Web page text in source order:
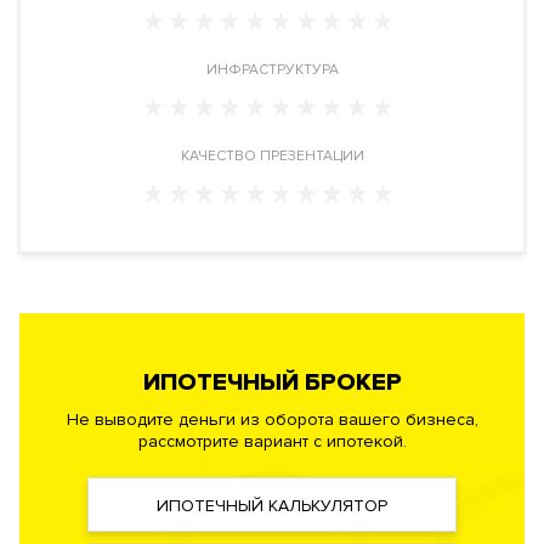
Кафе. Салон красоты. Магазины.Химчистка. Кладовые
для электрокаров.
ИНФРАСТРУКТУРА
КАЧЕСТВО ПРЕЗЕНТАЦИИ
ИПОТЕЧНЫЙ БРОКЕР
Не выводите деньги из оборота вашего бизнеса,
рассмотрите вариант с ипотекой.
ИПОТЕЧНЫЙ КАЛЬКУЛЯТОР